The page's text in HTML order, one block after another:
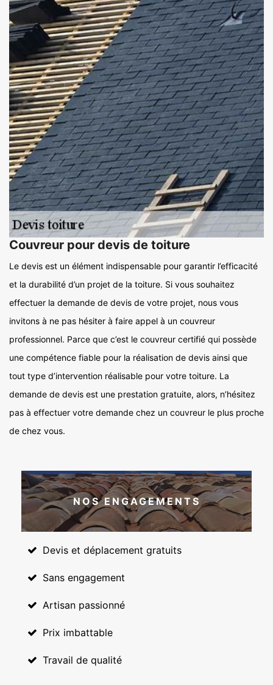
Couvreur pour devis de toiture
Le devis est un élément indispensable pour garantir l’efficacité
et la durabilité d’un projet de la toiture. Si vous souhaitez
effectuer la demande de devis de votre projet, nous vous
invitons à ne pas hésiter à faire appel à un couvreur
professionnel. Parce que c’est le couvreur certifié qui possède
une compétence fiable pour la réalisation de devis ainsi que
tout type d’intervention réalisable pour votre toiture. La
demande de devis est une prestation gratuite, alors, n’hésitez
pas à effectuer votre demande chez un couvreur le plus proche
de chez vous.
NOS ENGAGEMENTS
Devis et déplacement gratuits
Sans engagement
Artisan passionné
Prix imbattable
Travail de qualité